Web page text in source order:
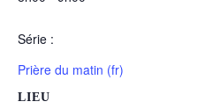
Série :
Prière du matin (fr)
LIEU